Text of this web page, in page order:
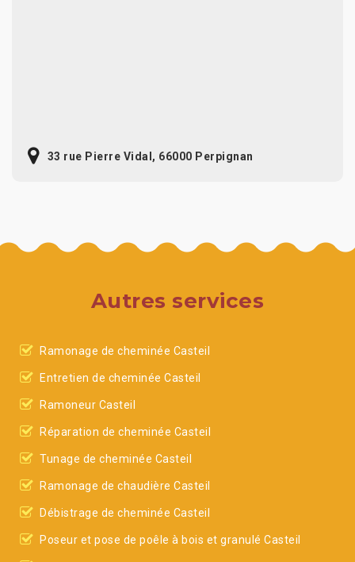
33 rue Pierre Vidal, 66000 Perpignan
Autres services
Ramonage de cheminée Casteil
Entretien de cheminée Casteil
Ramoneur Casteil
Réparation de cheminée Casteil
Tunage de cheminée Casteil
Ramonage de chaudière Casteil
Débistrage de cheminée Casteil
Poseur et pose de poêle à bois et granulé Casteil